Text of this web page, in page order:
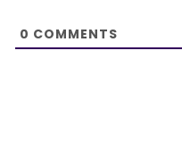
0 COMMENTS